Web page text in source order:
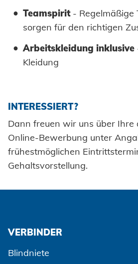
Teamspirit- Regelmäßige
sorgen für den richtigen
Arbeitskleidung inklusive
Kleidung
INTERESSIERT?
Dann freuen wir uns über Ihre
Online-Bewerbung unter
frühestmöglichen
Gehaltsvorstellung.
VERBINDER
Blindniete